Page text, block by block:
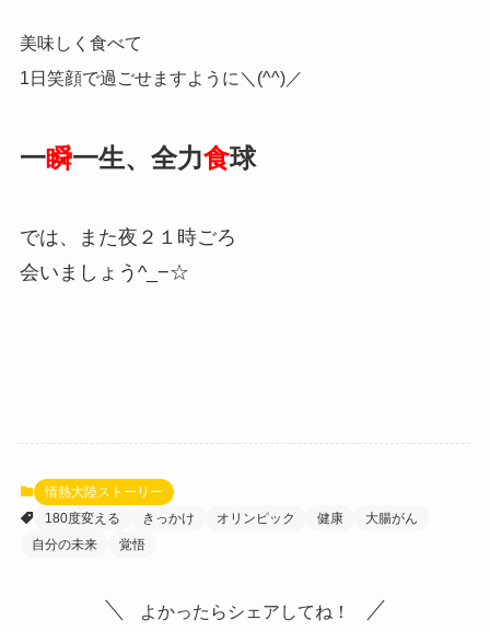
美味しく食べて
1日笑顔で過ごせますように＼(^^)／
一瞬一生、全力食球
では、また夜２１時ごろ
会いましょう^_−☆
情熱大陸ストーリー
180度変える
きっかけ オリンピック 健康
大腸がん
自分の未来
覚悟
よかったらシェアしてね！